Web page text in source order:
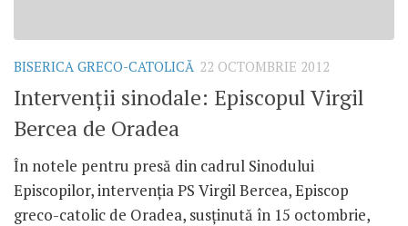
BISERICA GRECO-CATOLICĂ 22 OCTOMBRIE 2012
Intervenţii sinodale: Episcopul Virgil
Bercea de Oradea
În notele pentru presă din cadrul Sinodului
Episcopilor, intervenţia PS Virgil Bercea, Episcop
greco-catolic de Oradea, susţinută în 15 octombrie,